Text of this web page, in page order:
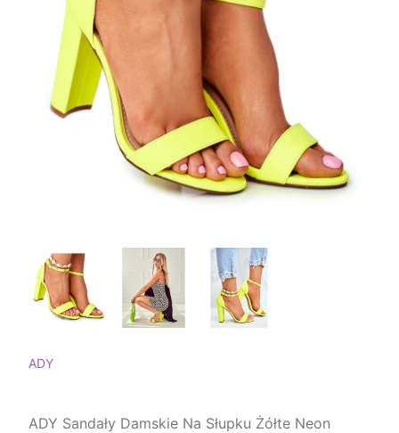
ADY
ADY Sandały Damskie Na Słupku Żółte Neon